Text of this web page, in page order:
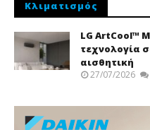
Κλιματισμός
LG ArtCool™
τεχνολογία
αισθητική
27/07/2026